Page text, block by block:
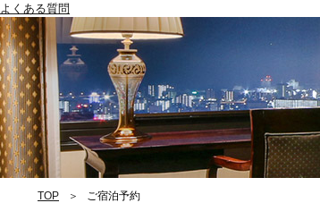
よくある質問
TOP ご宿泊予約